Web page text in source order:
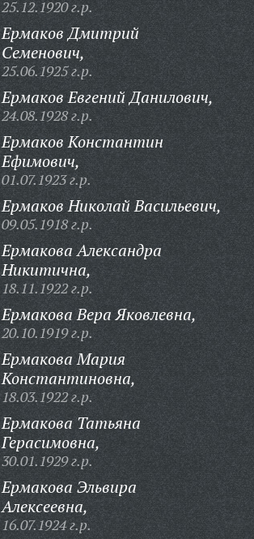
25.12.1920 г.р.
Ермаков Дмитрий
Семенович,
25.06.1925 г.р.
Ермаков Евгений Данилович,
24.08.1928 г.р.
Ермаков Константин
Ефимович,
01.07.1923 г.р.
Ермаков Николай Васильевич,
09.05.1918 г.р.
Ермакова Александра
Никитична,
18.11.1922 г.р.
Ермакова Вера Яковлевна,
20.10.1919 г.р.
Ермакова Мария
Константиновна,
18.03.1922 г.р.
Ермакова Татьяна
Герасимовна,
30.01.1929 г.р.
Ермакова Эльвира
Алексеевна,
16.07.1924 г.р.